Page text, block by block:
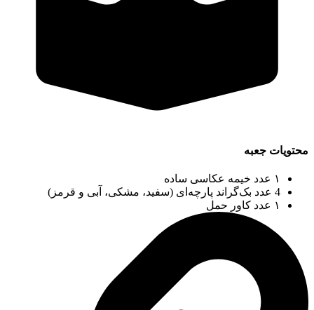
محتویات جعبه
۱ عدد خیمه عکاسی ساده
4 عدد بک‌گراند پارچه‌ای (سفید، مشکی، آبی و قرمز)
۱ عدد کاور حمل